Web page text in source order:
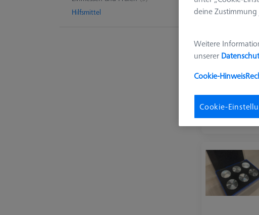
Hilfsmittel
deine
Weitere
unserer
Cookie-Hinweis
Cookie-